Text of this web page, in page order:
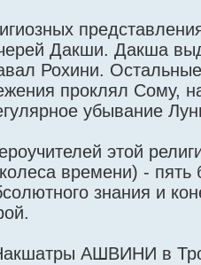
Дакши. Дакша
Рохини.
проклял Сому,
убывание
этой
времени) - пять
знания и
АШВИНИ в